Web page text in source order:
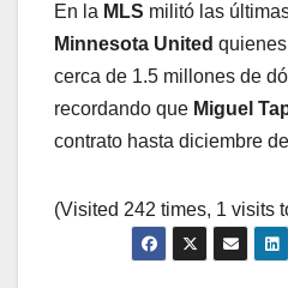
En la MLS militó las
Minnesota United
cerca de 1.5 millones de
recordando que Miguel
contrato hasta diciembre
(Visited 242 times, 1 visits